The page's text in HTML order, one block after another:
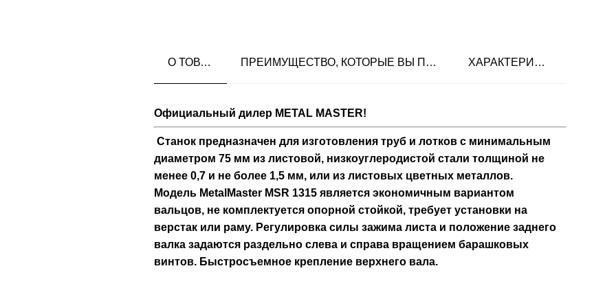
О ТОВАРЕ ПРЕИМУЩЕСТВО, КОТОРЫЕ ВЫ ПОЛУЧАЕТЕ ХАРАКТЕРИСТИКИ
Официальный дилер METAL MASTER!
Станок предназначен для изготовления труб и лотков с минимальным
диаметром 75 мм из листовой, низкоуглеродистой стали толщиной не
менее 0,7 и не более 1,5 мм, или из листовых цветных металлов.
Модель MetalMaster MSR 1315 является экономичным вариантом
вальцов, не комплектуется опорной стойкой, требует установки на
верстак или раму. Регулировка силы зажима листа и положение заднего
валка задаются раздельно слева и справа вращением барашковых
винтов. Быстросъемное крепление верхнего вала.